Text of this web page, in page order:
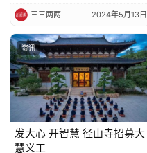
三三两两 2024年5月13日
资讯
发大心 开智慧 径山寺招募大
慧义工